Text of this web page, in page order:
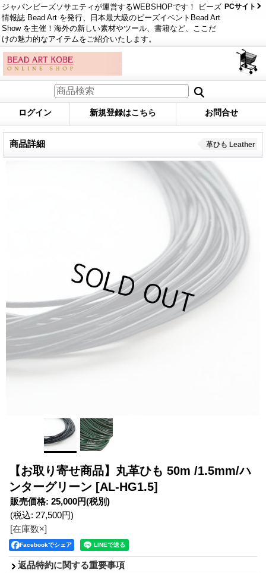
ジャパンビーズソサエティが運営するWEBSHOPです！ ビーズ
情報誌 Bead Art を発行、日本最大級のビーズイベントBead Art
Show を主催！海外の新しい素材やツール、書籍など、ここだ
けの魅力的なアイテムをご紹介いたします。
PCサイト
ログイン 新規登録はこちら お問合せ
商品詳細 革ひも Leather
【お取り寄せ商品】丸革ひも 50m /1.5mm/ハ
ンターグリーン [AL-HG1.5]
販売価格: 25,000円(税別)
(税込: 27,500円)
[在庫数×]
Facebookでシェア
返品特約に関する重要事項